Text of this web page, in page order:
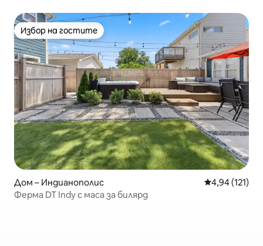
Избор на гостите
Избор на гостите
Дом – Индианополис Средна
4,94 (121)
Ферма DT Indy с маса за билярд